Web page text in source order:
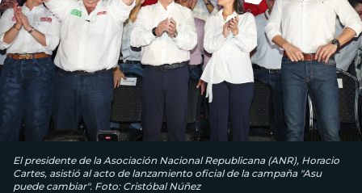
El presidente de la Asociación Nacional Republicana (ANR), Horacio
Cartes, asistió al acto de lanzamiento oficial de la campaña "Asu
puede cambiar". Foto: Cristóbal Núñez